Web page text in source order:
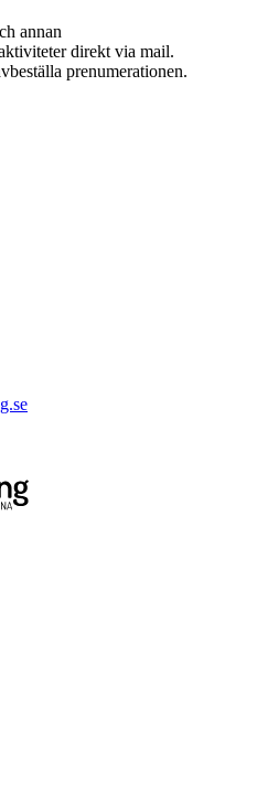
annan
direkt via mail.
prenumerationen.